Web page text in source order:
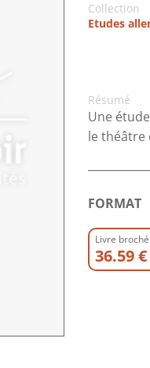
Collection
Etudes
Résumé
Une
le théâtre
FORMAT
Livre broché
36.59 €